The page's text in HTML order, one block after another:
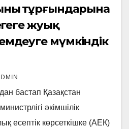
тұрғындарына
жуық
мүмкіндік
бастап Қазақстан
әкімшілік
есептік көрсеткішке (АЕК)